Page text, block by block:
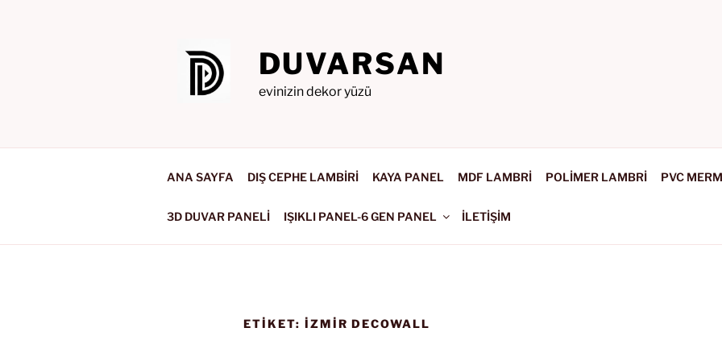
DUVARSAN
evinizin dekor yüzü
ANA SAYFA DIŞ CEPHE LAMBİRİ KAYA PANEL MDF LAMBRİ POLİMER LAMBRİ PVC
3D DUVAR PANELİ IŞIKLI PANEL-6 GEN PANEL İLETİŞİM
ETIKET: IZMIR DECOWALL